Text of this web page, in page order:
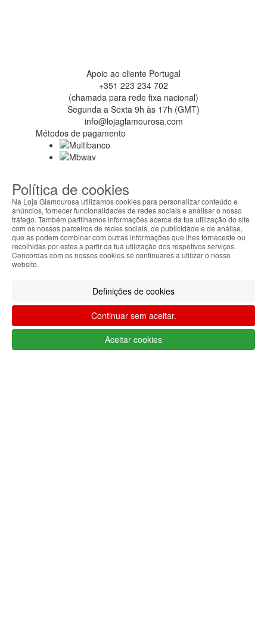
Apoio ao cliente Portugal
+351 223 234 702
(chamada para rede fixa nacional)
Segunda a Sexta 9h às 17h (GMT)
info@lojaglamourosa.com
Métodos de pagamento
Política de cookies
Na Loja Glamourosa utilizamos cookies para personalizar conteúdo e
anúncios, fornecer funcionalidades de redes sociais e analisar o nosso
tráfego. Também partilhamos informações acerca da tua utilização do site
com os nossos parceiros de redes sociais, de publicidade e de análise,
que as podem combinar com outras informações que lhes forneceste ou
recolhidas por estes a partir da tua utilização dos respetivos serviços.
Concordas com os nossos cookies se continuares a utilizar o nosso
website.
Definições de cookies
Continuar sem aceitar.
Aceitar cookies